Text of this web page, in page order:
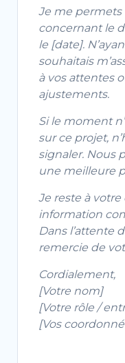
Je me permets
concernant le
le [date].
souhaitais
à vos attentes
ajustements.
Si le moment
sur ce projet,
signaler. Nous
une meilleure
Je reste à
information
Dans l’attente
remercie de
Cordialement,
[Votre nom]
[Votre rôle /
[Vos